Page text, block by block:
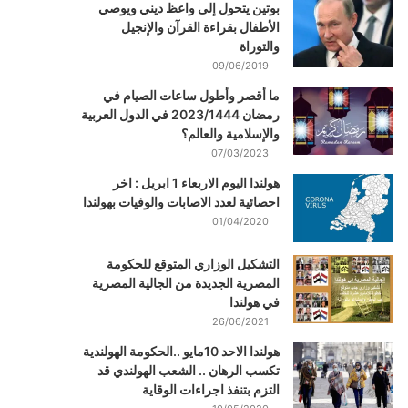
بوتين يتحول إلى واعظ ديني ويوصي
الأطفال بقراءة القرآن والإنجيل
والتوراة
09/06/2019
ما أقصر وأطول ساعات الصيام في
رمضان 2023/1444 في الدول العربية
والإسلامية والعالم؟
07/03/2023
هولندا اليوم الاربعاء 1 ابريل : اخر
احصائية لعدد الاصابات والوفيات بهولندا
01/04/2020
التشكيل الوزاري المتوقع للحكومة
المصرية الجديدة من الجالية المصرية
في هولندا
26/06/2021
هولندا الاحد 10مايو ..الحكومة الهولندية
تكسب الرهان .. الشعب الهولندي قد
التزم بتنفذ اجراءات الوقاية